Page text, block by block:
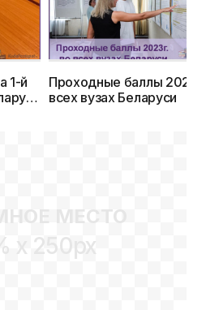
1-й
Проходные баллы
всех вузах Беларуси
МЕСТО
x 250px